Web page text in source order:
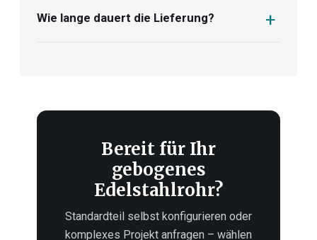
Wie lange dauert die Lieferung?
Bereit für Ihr
gebogenes
Edelstahlrohr?
Standardteil selbst konfigurieren oder
komplexes Projekt anfragen – wählen